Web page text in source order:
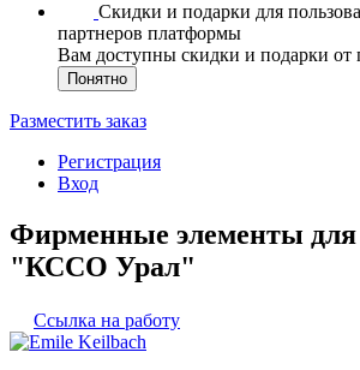
Скидки и подарки для
партнеров платформы
Вам доступны скидки и подарки от
Понятно
Разместить заказ
Регистрация
Вход
Фирменные элементы
"КССО Урал"
Ссылка на работу